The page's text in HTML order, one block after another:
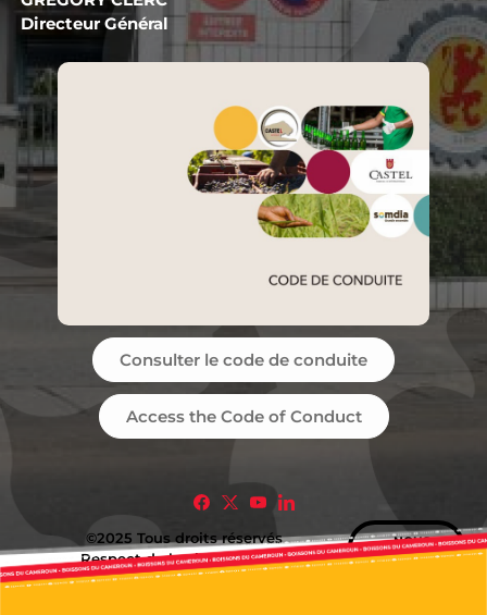
Directeur Général
Consulter le code de conduite
Access the Code of Conduct
©2025 Tous droits réservés
Respect de la vie privéeCGU
Mentions légalesPlan du site
NOUS
CONTACTER
Une conception deMcCann Doulaa